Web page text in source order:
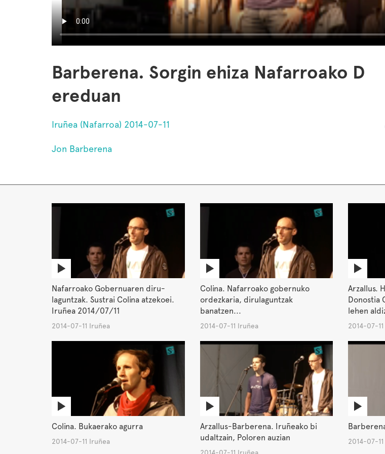
Barberena. Sorgin ehiza Nafarroako D
ereduan
Iruñea (Nafarroa) 2014-07-11
Jon Barberena
Nafarroako Gobernuaren diru-
laguntzak. Sustrai Colina atzekoei.
Iruñea 2014/07/11
2014-07-11 Iruñea
Colina. Nafarroako gobernuko
ordezkaria, dirulaguntzak
banatzen...
2014-07-11 Iruñea
Arzallus.
Donostia
lehen
2014-07-
Colina. Bukaerako agurra
2014-07-11 Iruñea
Arzallus-Barberena. Iruñeako bi
udaltzain, Poloren auzian
2014-07-